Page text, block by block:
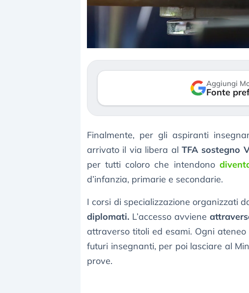
Aggiungi
Fonte
Finalmente, per gli aspiranti
arrivato il via libera alTFA sostegno
per tutti coloro che intendono
d’infanzia, primarie e secondarie.
I corsi di specializzazione organizzati
diplomati. L’accesso avviene
attraverso titoli ed esami. Ogni
futuri insegnanti, per poi lasciare al
prove.
dell’economia reale. L’America sta
sempre più sganciata dall’economia
Russia e Cina pronti
Starlink. Gli
sottovalutando il
ignorare il rischio
17 luglio 2026